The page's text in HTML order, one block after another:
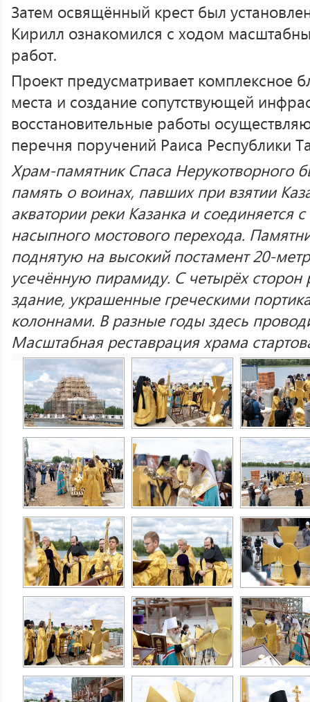
Затем освящённый крест был
Кирилл ознакомился с ходом
работ.
Проект предусматривает комплексное
места и создание сопутствующей
восстановительные работы
перечня поручений Раиса Республики
Храм-памятник Спаса Нерукотворного
память о воинах, павших при взятии
акватории реки Казанка и
насыпного мостового перехода.
поднятую на высокий постамент 20-
усечённую пирамиду. С четырёх
здание, украшенные греческими
колоннами. В разные годы здесь
Масштабная реставрация храма